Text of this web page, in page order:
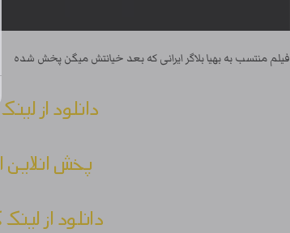
فیلم منتسب به بهیا بلاگر ایرانی که بعد خیانتش میگن پخش شده
دانلود از
پخش انلاین
دانلود از